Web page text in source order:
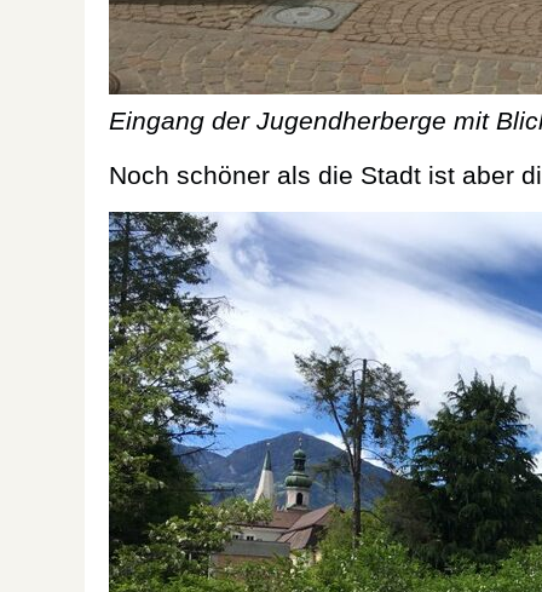
Eingang der Jugendherberge mit
Noch schöner als die Stadt ist aber